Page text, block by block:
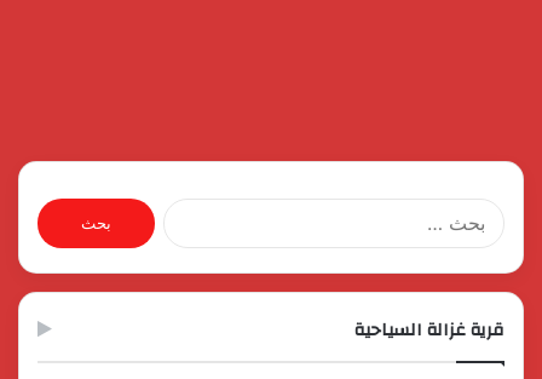
البحث
عن:
قرية غزالة السياحية